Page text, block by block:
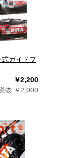
ガイドブ
￥2,200
抜 ￥2,000